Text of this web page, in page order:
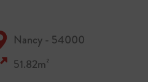
Nancy - 54000
51.82m²